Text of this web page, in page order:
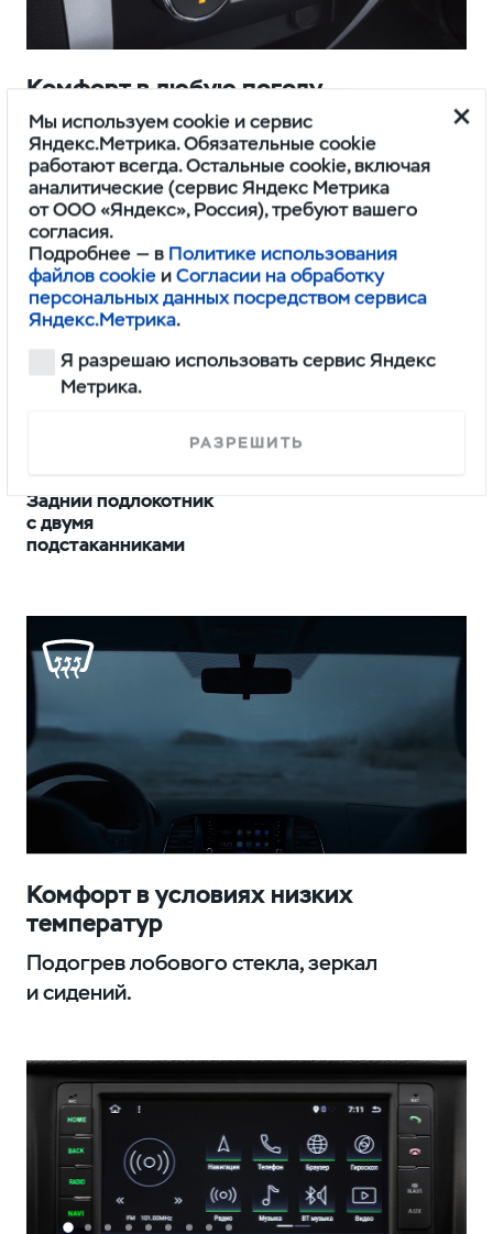
Комфорт в любую погоду
Кондиционер или климат-
контроль с возможностью выбора
желаемой температуры.
Задний подлокотник
с двумя
подстаканниками
Комфорт в условиях низких
температур
Подогрев лобового стекла, зеркал
и сидений.
Мы используем cookie и сервис
Яндекс.Метрика. Обязательные cookie
работают всегда. Остальные cookie, включая
аналитические (сервис Яндекс Метрика
от ООО «Яндекс», Россия), требуют вашего
согласия.
Подробнее — в Политике использования
файлов cookie иСогласии на обработку
персональных данных посредством сервиса
Яндекс.Метрика.
Я разрешаю использовать сервис Яндекс
Метрика.
РАЗРЕШИТЬ